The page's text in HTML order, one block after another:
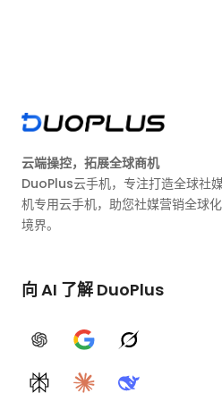
云端操控，拓展全球商机
DuoPlus云手机，专注打造全球社
机专用云手机，助您社媒营销全球
境界。
向 AI 了解 DuoPlus
ChatGPTGoogle AIGrok
PerplexityClaudeDeepSeek